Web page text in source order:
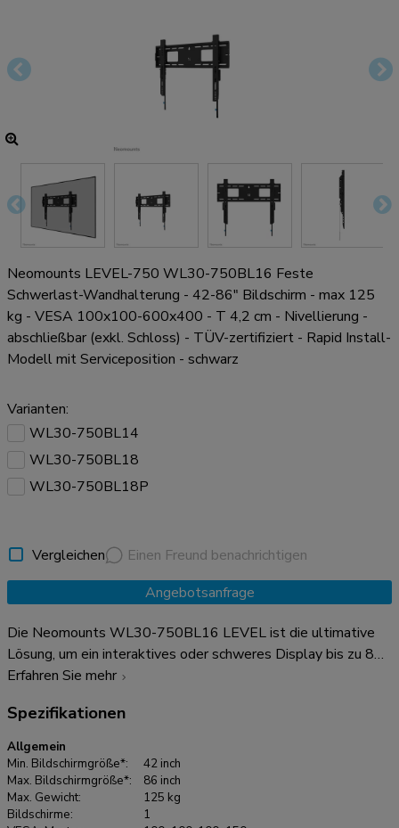
Neomounts LEVEL-750 WL30-750BL16 Feste
Schwerlast-Wandhalterung - 42-86" Bildschirm - max 125
kg - VESA 100x100-600x400 - T 4,2 cm - Nivellierung -
abschließbar (exkl. Schloss) - TÜV-zertifiziert - Rapid Install-
Modell mit Serviceposition - schwarz
Varianten:
WL30-750BL14
WL30-750BL18
WL30-750BL18P
Vergleichen
Einen Freund benachrichtigen
Angebotsanfrage
Die Neomounts WL30-750BL16 LEVEL ist die ultimative
Lösung, um ein interaktives oder schweres Display bis zu 86"
mit einer maximalen Tragkraft von 125 kg zuverlässig zu
eine hochprofilierte Wandplatte, ist für optimale Stabilität
und Präzision ausgelegt und garantiert eine sichere
Befestigung des Displays auch auf unebenen Wandflächen.
Die Wandhalterung wurde speziell für die solideste und
stabilste Touchscreen-Erfahrung entwickelt. Die Halterungen
Erfahren Sie mehr
Spezifikationen
Allgemein
Min. Bildschirmgröße*:
42 inch
Max. Bildschirmgröße*:
86 inch
Max. Gewicht:
125 kg
Bildschirme:
1